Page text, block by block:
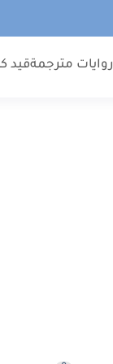
روايات مترجمةقيد